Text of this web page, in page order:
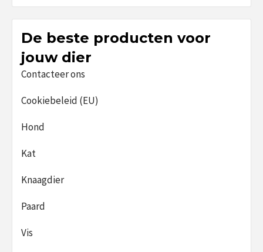
De beste producten voor
jouw dier
Contacteer ons
Cookiebeleid (EU)
Hond
Kat
Knaagdier
Paard
Vis